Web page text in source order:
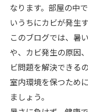
なります。部屋の中
いうちにカビが発生
このブログでは、暑
や、カビ発生の原因
ビ問題を解決できる
室内環境を保つため
ましょう。